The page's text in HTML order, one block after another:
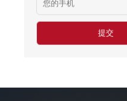
新西兰-花园管理
日本-电子厂
￥时